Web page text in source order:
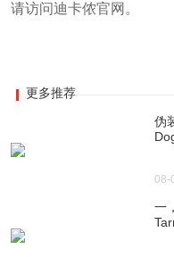
请访问迪卡侬官网。
更多推荐
伪
08-
一